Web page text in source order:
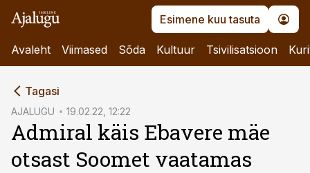
Esimene kuu tasuta
Avaleht Viimased Sõda Kultuur Tsivilisatsioon
Tagasi
AJALUGU 19.02.22, 12:22
Admiral käis Ebavere mäe
otsast Soomet vaatamas